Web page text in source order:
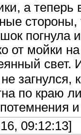
а теперь
стороны,
погнула
от мойки
по краю
09:12:13]